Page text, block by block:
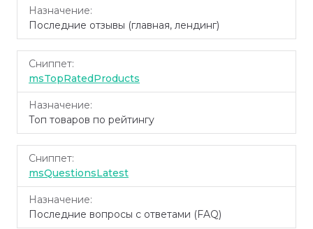
Последние отзывы (главная, лендинг)
msTopRatedProducts
Топ товаров по рейтингу
msQuestionsLatest
Последние вопросы с ответами (FAQ)